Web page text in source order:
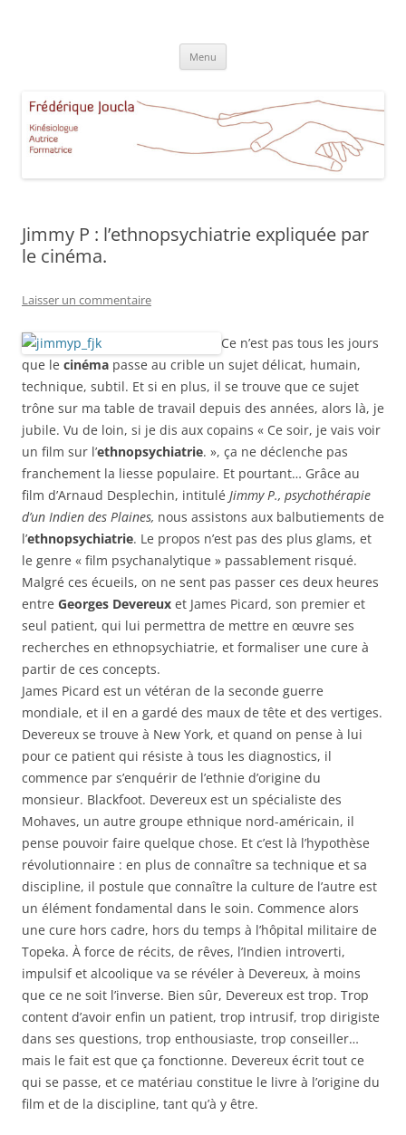
Aucamville Toulouse
Menu
Jimmy P : l’ethnopsychiatrie expliquée par
le cinéma.
Laisser un commentaire
Ce n’est pas tous les jours
que le cinéma passe au crible un sujet délicat, humain,
technique, subtil. Et si en plus, il se trouve que ce sujet
trône sur ma table de travail depuis des années, alors là, je
jubile. Vu de loin, si je dis aux copains « Ce soir, je vais voir
un film sur l’ethnopsychiatrie. », ça ne déclenche pas
franchement la liesse populaire. Et pourtant… Grâce au
film d’Arnaud Desplechin, intitulé Jimmy P., psychothérapie
d’un Indien des Plaines, nous assistons aux balbutiements de
l’ethnopsychiatrie. Le propos n’est pas des plus glams, et
le genre « film psychanalytique » passablement risqué.
Malgré ces écueils, on ne sent pas passer ces deux heures
entre Georges Devereux et James Picard, son premier et
seul patient, qui lui permettra de mettre en œuvre ses
recherches en ethnopsychiatrie, et formaliser une cure à
partir de ces concepts.
James Picard est un vétéran de la seconde guerre
mondiale, et il en a gardé des maux de tête et des vertiges.
Devereux se trouve à New York, et quand on pense à lui
pour ce patient qui résiste à tous les diagnostics, il
commence par s’enquérir de l’ethnie d’origine du
monsieur. Blackfoot. Devereux est un spécialiste des
Mohaves, un autre groupe ethnique nord-américain, il
pense pouvoir faire quelque chose. Et c’est là l’hypothèse
révolutionnaire : en plus de connaître sa technique et sa
discipline, il postule que connaître la culture de l’autre est
un élément fondamental dans le soin. Commence alors
une cure hors cadre, hors du temps à l’hôpital militaire de
Topeka. À force de récits, de rêves, l’Indien introverti,
impulsif et alcoolique va se révéler à Devereux, à moins
que ce ne soit l’inverse. Bien sûr, Devereux est trop. Trop
content d’avoir enfin un patient, trop intrusif, trop dirigiste
dans ses questions, trop enthousiaste, trop conseiller…
mais le fait est que ça fonctionne. Devereux écrit tout ce
qui se passe, et ce matériau constitue le livre à l’origine du
film et de la discipline, tant qu’à y être.